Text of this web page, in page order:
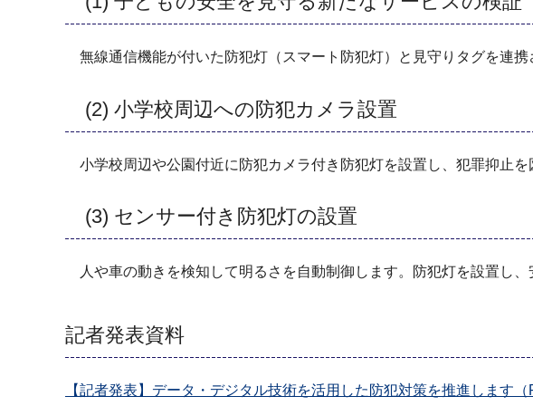
無線通信機能が付いた防犯灯（スマート防犯灯）と見守りタグを連
(2) 小学校周辺への防犯カメラ設置
小学校周辺や公園付近に防犯カメラ付き防犯灯を設置し、犯罪抑止を
(3) センサー付き防犯灯の設置
人や車の動きを検知して明るさを自動制御します。防犯灯を設置し、
記者発表資料
【記者発表】データ・デジタル技術を活用した防犯対策を推進します（